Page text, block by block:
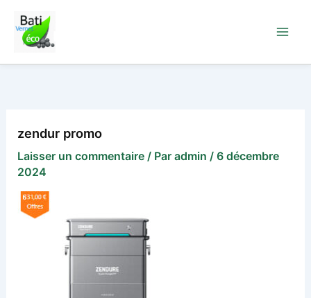
contenu
zendur promo
Laisser un commentaire / Par admin / 6 décembre
2024